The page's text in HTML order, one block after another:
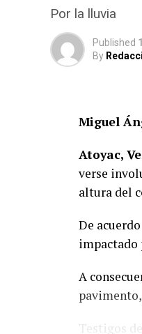
Por la lluvia
Published
By
Miguel
Atoyac,
verse
altura del
De
impactado
A
Testigos